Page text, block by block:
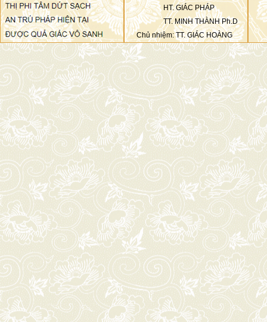
HT. GIÁC PHÁP
TT. MINH THÀNH Ph.D
Chủ nhiệm: TT. GIÁC HOÀNG